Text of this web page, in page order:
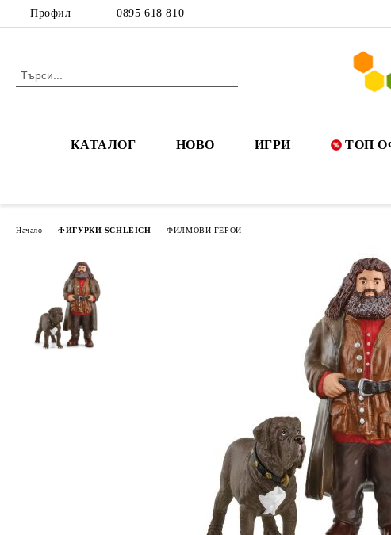
Профил 0895 618 810
КАТАЛОГ НОВО ИГРИ ТОП
Начало ФИГУРКИ SCHLEICH ФИЛМОВИ ГЕРОИ